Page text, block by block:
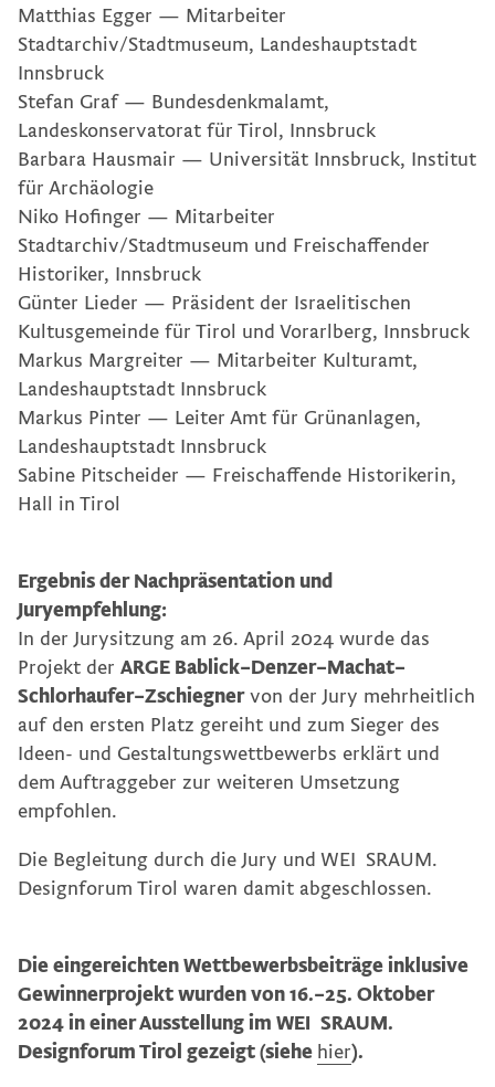
Matthias Egger — Mitarbeiter
Stadtarchiv/Stadtmuseum, Landeshauptstadt
Innsbruck
Stefan Graf — Bundesdenkmalamt,
Landeskonservatorat für Tirol, Innsbruck
Barbara Hausmair — Universität Innsbruck, Institut
für Archäologie
Niko Hofinger — Mitarbeiter
Stadtarchiv/Stadtmuseum und Freischaﬀender
Historiker, Innsbruck
Günter Lieder — Präsident der Israelitischen
Kultusgemeinde für Tirol und Vorarlberg, Innsbruck
Markus Margreiter — Mitarbeiter Kulturamt,
Landeshauptstadt Innsbruck
Markus Pinter — Leiter Amt für Grünanlagen,
Landeshauptstadt Innsbruck
Sabine Pitscheider — Freischaﬀende Historikerin,
Hall in Tirol
Ergebnis der Nachpräsentation und
Juryempfehlung:
In der Jurysitzung am 26. April 2024 wurde das
Projekt der ARGE Bablick–Denzer–Machat–
Schlorhaufer–Zschiegnervon der Jury mehrheitlich
auf den ersten Platz gereiht und zum Sieger des
Ideen- und Gestaltungswettbewerbs erklärt und
dem Auftraggeber zur weiteren Umsetzung
empfohlen.
Die Begleitung durch die Jury und WEI SRAUM.
Designforum Tirol waren damit abgeschlossen.
Die eingereichten Wettbewerbsbeiträge inklusive
Gewinnerprojekt wurden von 16.–25. Oktober
2024 in einer Ausstellung im WEI SRAUM.
Designforum Tirol gezeigt (siehe hier).